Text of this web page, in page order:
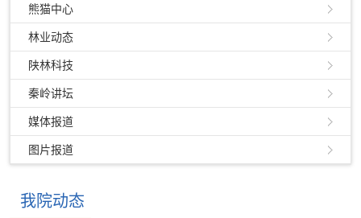
熊猫中心
林业动态
陕林科技
秦岭讲坛
媒体报道
图片报道
我院动态